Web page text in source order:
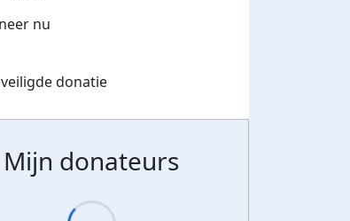
nu
Mijn donateurs